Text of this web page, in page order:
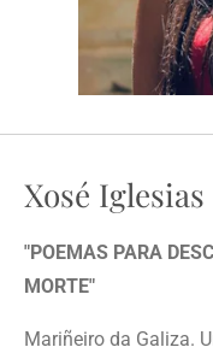
Xosé
"POEMAS PARA
MORTE"
Mariñeiro da Galiza.